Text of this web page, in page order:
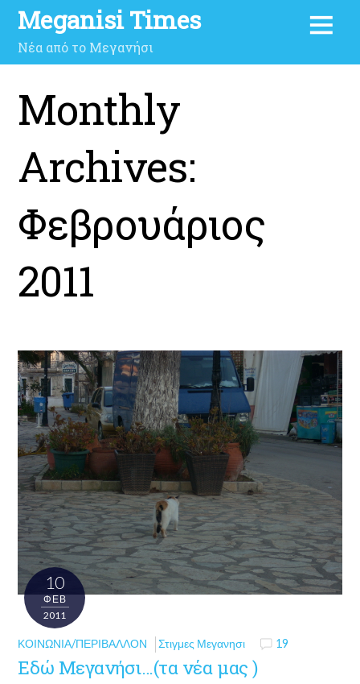
Meganisi Times
Νέα από το Μεγανήσι
Monthly
Archives:
Φεβρουάριος
2011
10
ΦΕΒ
2011
ΚΟΙΝΩΝΊΑ/ΠΕΡΙΒΆΛΛΟΝ Στιγμες Μεγανησι 19
Εδώ Μεγανήσι…(τα νέα μας )